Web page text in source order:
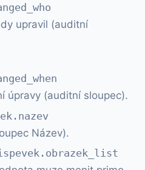
upravil (auditní
úpravy (auditní sloupec).
Název).